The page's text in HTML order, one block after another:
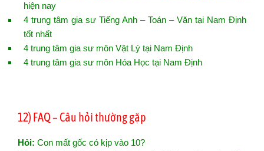
hiện nay
4 trung tâm gia sư Tiếng Anh – Toán – Văn tại Nam Định
tốt nhất
4 trung tâm gia sư môn Vật Lý tại Nam Định
4 trung tâm gia sư môn Hóa Học tại Nam Định
12) FAQ – Câu hỏi thường gặp
Hỏi: Con mất gốc có kịp vào 10?